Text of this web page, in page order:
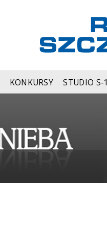
KONKURSY STUDIO S-1